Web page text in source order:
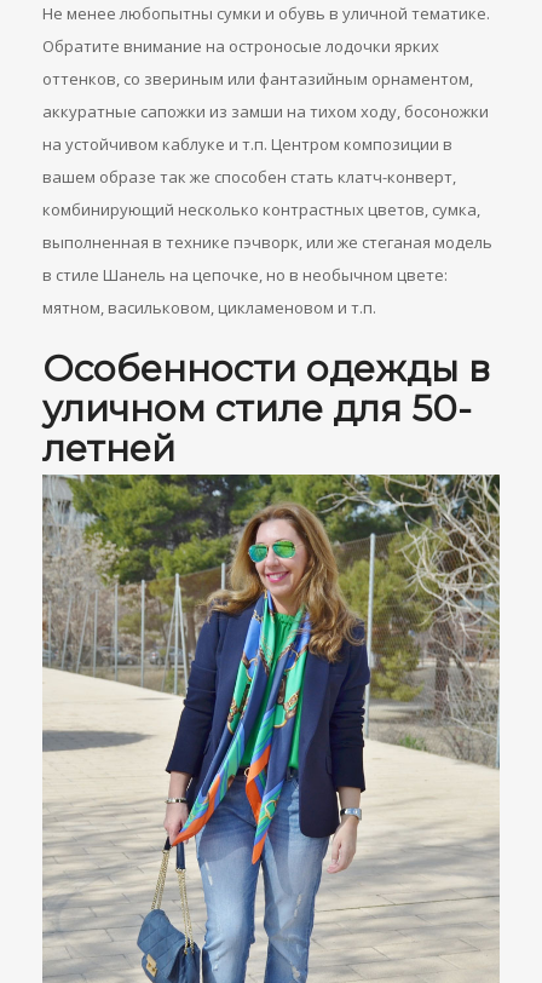
Не менее любопытны сумки и обувь в уличной тематике.
Обратите внимание на остроносые лодочки ярких
оттенков, со звериным или фантазийным орнаментом,
аккуратные сапожки из замши на тихом ходу, босоножки
на устойчивом каблуке и т.п. Центром композиции в
вашем образе так же способен стать клатч-конверт,
комбинирующий несколько контрастных цветов, сумка,
выполненная в технике пэчворк, или же стеганая модель
в стиле Шанель на цепочке, но в необычном цвете:
мятном, васильковом, цикламеновом и т.п.
Особенности одежды в
уличном стиле для 50-
летней